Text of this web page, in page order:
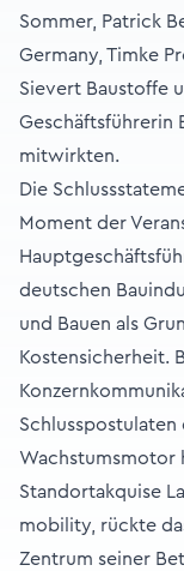
Sommer, Patrick
Germany, Timke
Sievert Baustoffe
Geschäftsführerin
mitwirkten.
Die
Moment der
deutschen
und Bauen als
Kostensicherheit.
Wachstumsmotor
Standortakquise
mobility, rückte
Zentrum seiner